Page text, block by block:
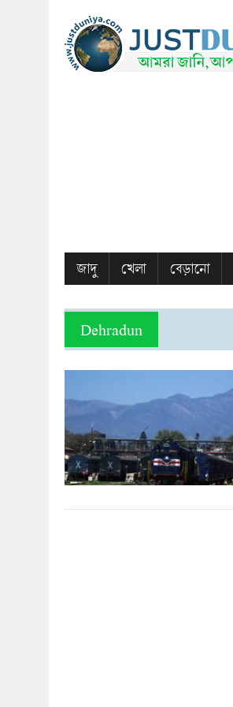
জাদু খেলা বেড়ানো
Dehradun